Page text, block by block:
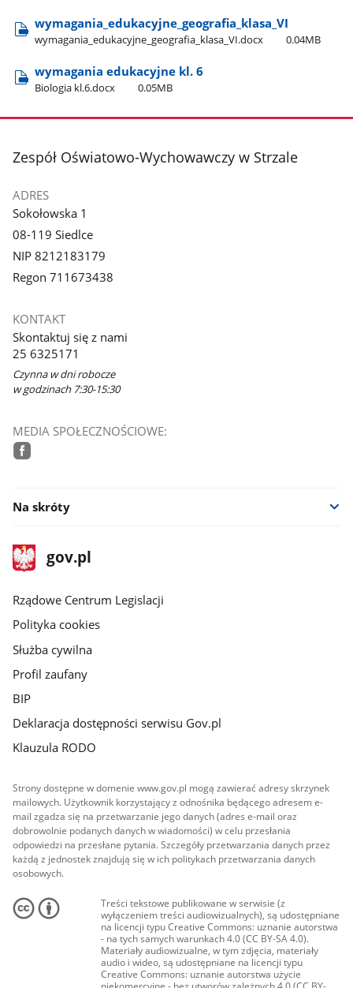
wymagania​_edukacyjne​_geografia​_klasa​_VI
wymagania​_edukacyjne​_geografia​_klasa​_VI.docx 0.04MB
wymagania edukacyjne kl. 6
Biologia kl.6.docx 0.05MB
stopka
Zespół Oświatowo-Wychowawczy w Strzale
ADRES
Sokołowska 1
08-119 Siedlce
NIP 8212183179
Regon 711673438
KONTAKT
Skontaktuj się z nami
25 6325171
Czynna w dni robocze
w godzinach 7:30-15:30
MEDIA SPOŁECZNOŚCIOWE:
Na skróty
stopka
gov.plStrona
gov.pl
Rządowe Centrum Legislacji
Polityka cookies
Służba cywilna
Profil zaufany
BIP
Deklaracja dostępności serwisu Gov.pl
Klauzula RODO
Strony dostępne w domenie www.gov.pl mogą zawierać adresy skrzynek
mailowych. Użytkownik korzystający z odnośnika będącego adresem e-
mail zgadza się na przetwarzanie jego danych (adres e-mail oraz
dobrowolnie podanych danych w wiadomości) w celu przesłania
odpowiedzi na przesłane pytania. Szczegóły przetwarzania danych przez
każdą z jednostek znajdują się w ich politykach przetwarzania danych
osobowych.
Treści tekstowe publikowane w serwisie (z
wyłączeniem treści audiowizualnych), są udostępniane
na licencji typu Creative Commons: uznanie autorstwa
- na tych samych warunkach 4.0 (CC BY-SA 4.0).
Materiały audiowizualne, w tym zdjęcia, materiały
audio i wideo, są udostępniane na licencji typu
Creative Commons: uznanie autorstwa użycie